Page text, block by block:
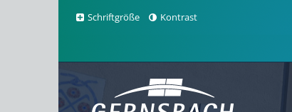
Schriftgröße Kontrast